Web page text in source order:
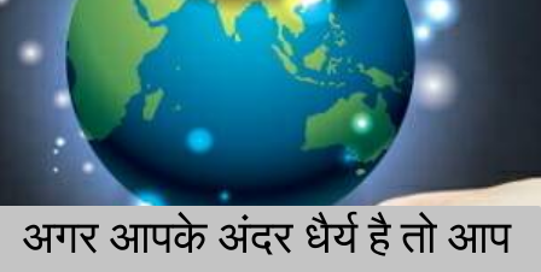
अगर आपके अंदर धैर्य है तो आप